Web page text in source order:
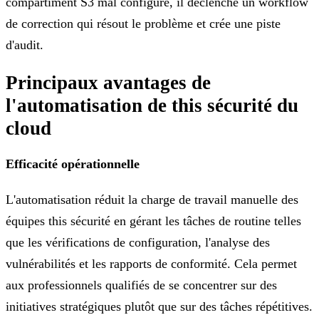
de correction qui résout le problème et crée une piste
d'audit.
Principaux avantages de
l'automatisation de this sécurité du
cloud
Efficacité opérationnelle
L'automatisation réduit la charge de travail manuelle des
équipes this sécurité en gérant les tâches de routine telles
que les vérifications de configuration, l'analyse des
vulnérabilités et les rapports de conformité. Cela permet
aux professionnels qualifiés de se concentrer sur des
initiatives stratégiques plutôt que sur des tâches répétitives.